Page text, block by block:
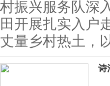
村振兴服务队深
田开展扎实入户
丈量乡村热土，
诗